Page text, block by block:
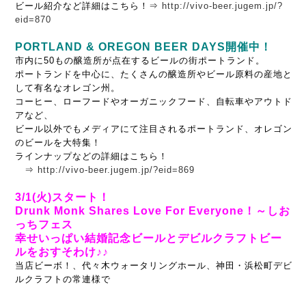
ビール紹介など詳細はこちら！⇒ http://vivo-beer.jugem.jp/?
eid=870
PORTLAND & OREGON BEER DAYS開催中！
市内に50もの醸造所が点在するビールの街ポートランド。
ポートランドを中心に、たくさんの醸造所やビール原料の産地と
して有名なオレゴン州。
コーヒー、ローフードやオーガニックフード、自転車やアウトド
アなど、
ビール以外でもメディアにて注目されるポートランド、オレゴン
のビールを大特集！
ラインナップなどの詳細はこちら！
⇒ http://vivo-beer.jugem.jp/?eid=869
3/1(火)スタート！
Drunk Monk Shares Love For Everyone！～しお
っちフェス
幸せいっぱい結婚記念ビールとデビルクラフトビー
ルをおすそわけ♪♪
当店ビーボ！、代々木ウォータリングホール、神田・浜松町デビ
ルクラフトの常連様で